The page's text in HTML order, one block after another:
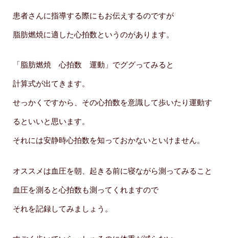
患者さんに指導する際にもお伝えするのですが
脂肪燃焼に適した心拍数というのがあります。
「脂肪燃焼 心拍数 運動」でググってみると
計算式が出てきます。
せっかくですから、その心拍数を意識して歩いたり運動す
るといいと思います。
それには安静時心拍数を知っておかないといけません。
オススメは血圧を朝、起きる前に寝ながら測ってみること
血圧を測ると心拍数も測ってくれますので
それを記録してみましょう。